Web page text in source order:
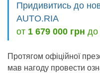
Придивитись до
AUTO.RIA
от 1 679 000 грн до
Протягом офіційної
мав нагоду провести